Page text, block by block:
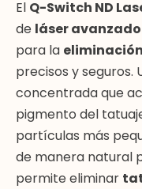
El Q-Switch ND
de láser avanzado
para la
precisos y seguros.
concentrada que
pigmento del
partículas más
de manera natural
permite eliminar